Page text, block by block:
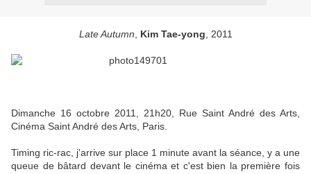
Late Autumn Kim Tae-yong , 2011
Dimanche 16 octobre 2011, 21h20, Rue Saint André des Arts,
Cinéma Saint André des Arts, Paris.
Timing ric-rac, j'arrive sur place 1 minute avant la séance, y a une
queue de bâtard devant le cinéma et c'est bien la première fois